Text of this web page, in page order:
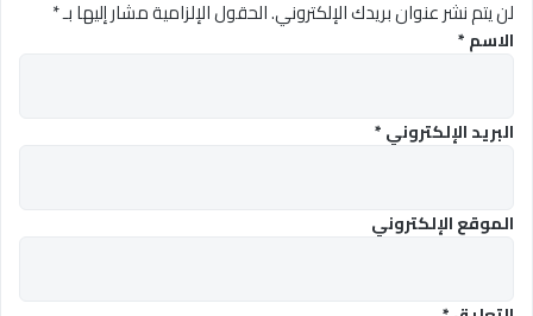
لن يتم نشر عنوان بريدك الإلكتروني.الحقول الإلزامية مشار إليها بـ*
الاسم*
البريد الإلكتروني*
الموقع الإلكتروني